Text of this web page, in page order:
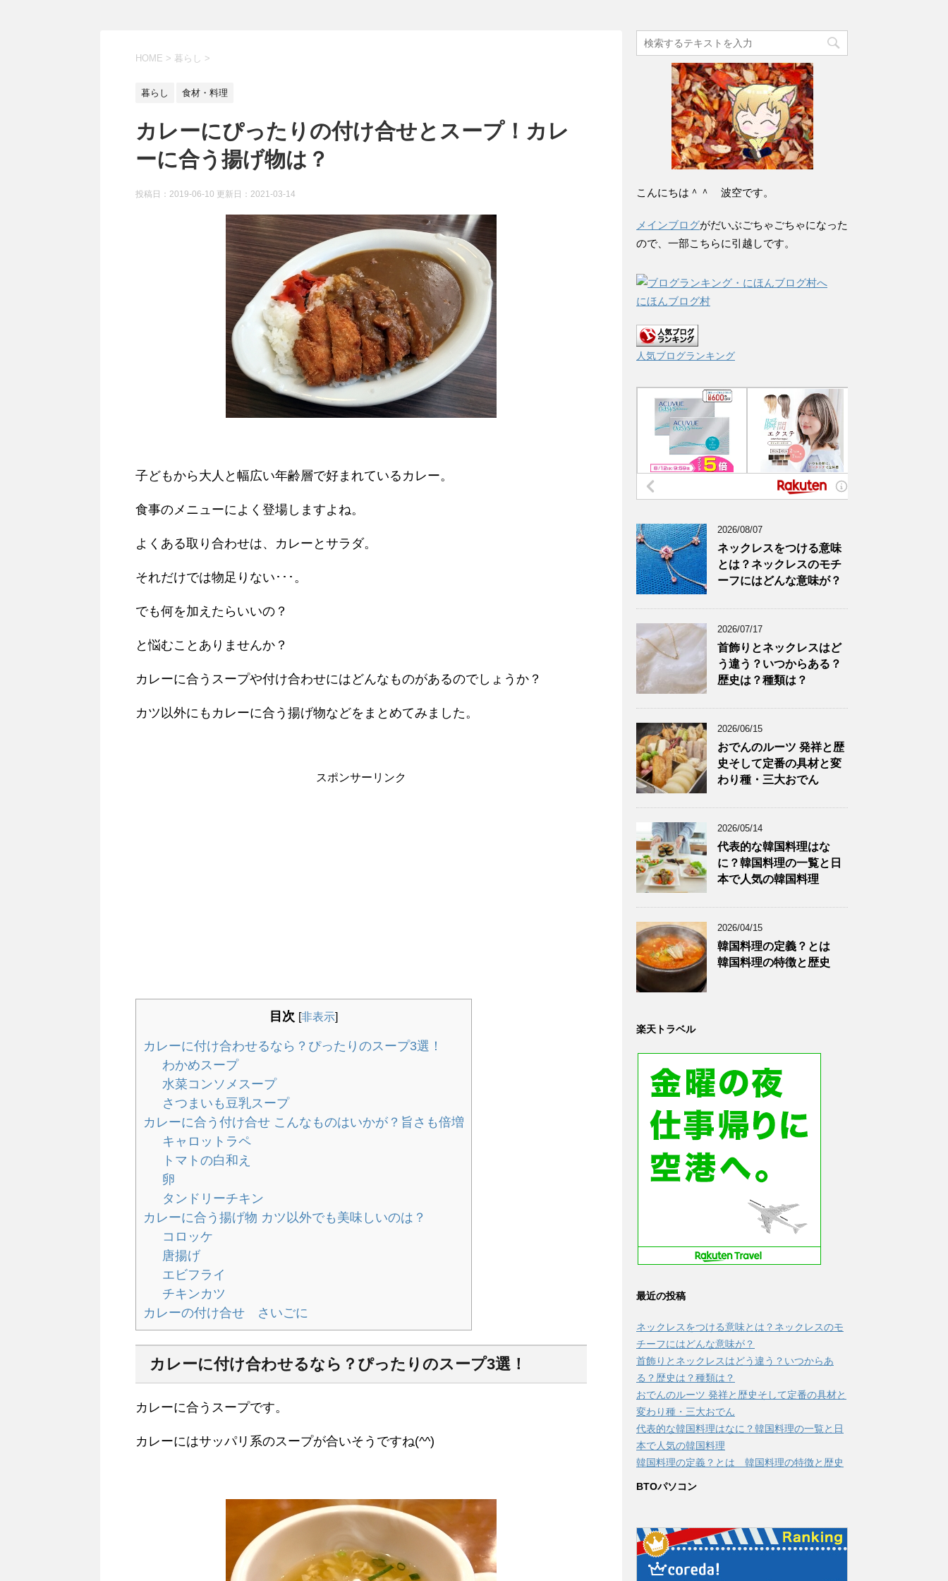
HOME > 暮らし >
暮らし 食材・料理
カレーにぴったりの付け合せとスープ！カレ
ーに合う揚げ物は？
投稿日：2019-06-10 更新日： 2021-03-14
子どもから大人と幅広い年齢層で好まれているカレー。
食事のメニューによく登場しますよね。
よくある取り合わせは、カレーとサラダ。
それだけでは物足りない･･･。
でも何を加えたらいいの？
と悩むことありませんか？
カレーに合うスープや付け合わせにはどんなものがあるのでしょうか？
カツ以外にもカレーに合う揚げ物などをまとめてみました。
スポンサーリンク
目次 [非表示]
カレーに付け合わせるなら？ぴったりのスープ3選！
わかめスープ
水菜コンソメスープ
さつまいも豆乳スープ
カレーに合う付け合せ こんなものはいかが？旨さも倍増
キャロットラペ
トマトの白和え
卵
タンドリーチキン
カレーに合う揚げ物 カツ以外でも美味しいのは？
コロッケ
唐揚げ
エビフライ
チキンカツ
カレーの付け合せ さいごに
カレーに付け合わせるなら？ぴったりのスープ3選！
カレーに合うスープです。
カレーにはサッパリ系のスープが合いそうですね(^^)
こんにちは＾＾ 波空です。
メインブログがだいぶごちゃごちゃになった
ので、一部こちらに引越しです。
にほんブログ村
人気ブログランキング
2026/08/07
ネックレスをつける意味
とは？ネックレスのモチ
ーフにはどんな意味が？
2026/07/17
首飾りとネックレスはど
う違う？いつからある？
歴史は？種類は？
2026/06/15
おでんのルーツ 発祥と歴
史そして定番の具材と変
わり種・三大おでん
2026/05/14
代表的な韓国料理はな
に？韓国料理の一覧と日
本で人気の韓国料理
2026/04/15
韓国料理の定義？とは
韓国料理の特徴と歴史
楽天トラベル
最近の投稿
ネックレスをつける意味とは？ネックレスのモ
チーフにはどんな意味が？
首飾りとネックレスはどう違う？いつからあ
る？歴史は？種類は？
おでんのルーツ 発祥と歴史そして定番の具材と
変わり種・三大おでん
代表的な韓国料理はなに？韓国料理の一覧と日
本で人気の韓国料理
韓国料理の定義？とは 韓国料理の特徴と歴史
BTOパソコン